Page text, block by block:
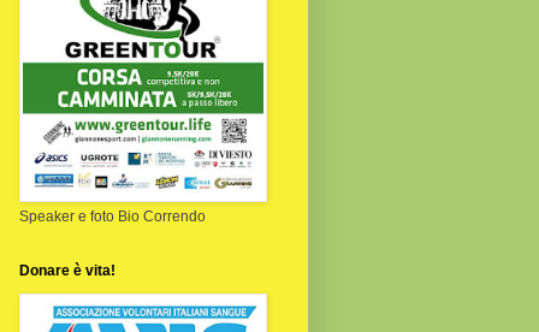
Speaker e foto Bio Correndo
Donare è vita!